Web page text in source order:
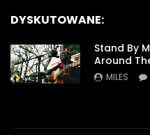
DYSKUTOWANE:
Stand By
Around
MILES